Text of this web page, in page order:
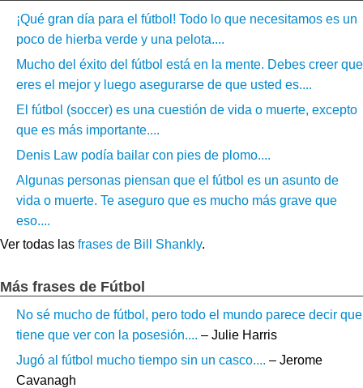
¡Qué gran día para el fútbol! Todo lo que necesitamos es un
poco de hierba verde y una pelota....
Mucho del éxito del fútbol está en la mente. Debes creer que
eres el mejor y luego asegurarse de que usted es....
El fútbol (soccer) es una cuestión de vida o muerte, excepto
que es más importante....
Denis Law podía bailar con pies de plomo....
Algunas personas piensan que el fútbol es un asunto de
vida o muerte. Te aseguro que es mucho más grave que
eso....
Ver todas las frases de Bill Shankly.
Más frases de Fútbol
No sé mucho de fútbol, pero todo el mundo parece decir que
tiene que ver con la posesión.... – Julie Harris
Jugó al fútbol mucho tiempo sin un casco.... – Jerome
Cavanagh